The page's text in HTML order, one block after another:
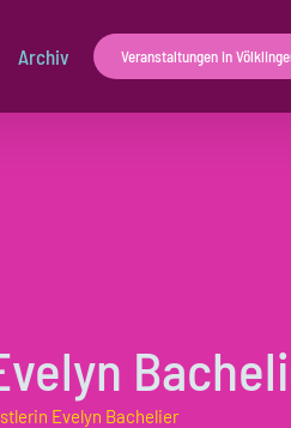
Archiv Veranstaltungen in
Evelyn Bachelier